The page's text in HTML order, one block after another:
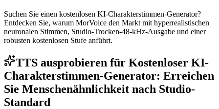
Suchen Sie einen kostenlosen KI-Charakterstimmen-Generator?
Entdecken Sie, warum MorVoice den Markt mit hyperrealistischen
neuronalen Stimmen, Studio-Trocken-48-kHz-Ausgabe und einer
robusten kostenlosen Stufe anführt.
TTS ausprobieren für Kostenloser KI-
Charakterstimmen-Generator: Erreichen
Sie Menschenähnlichkeit nach Studio-
Standard